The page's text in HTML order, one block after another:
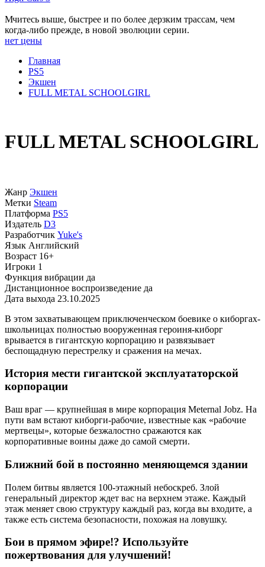
Мчитесь выше, быстрее и по более дерзким трассам, чем
когда-либо прежде, в новой эволюции серии.
нет цены
Главная
PS5
Экшен
FULL METAL SCHOOLGIRL
FULL METAL SCHOOLGIRL
Жанр Экшен
Метки Steam
Платформа PS5
Издатель D3
Разработчик Yuke's
Язык Английский
Возраст 16+
Игроки 1
Функция вибрации да
Дистанционное воспроизведение да
Дата выхода 23.10.2025
В этом захватывающем приключенческом боевике о киборгах-
школьницах полностью вооруженная героиня-киборг
врывается в гигантскую корпорацию и развязывает
беспощадную перестрелку и сражения на мечах.
История мести гигантской эксплуататорской
корпорации
Ваш враг — крупнейшая в мире корпорация Meternal Jobz. На
пути вам встают киборги-рабочие, известные как «рабочие
мертвецы», которые безжалостно сражаются как
корпоративные воины даже до самой смерти.
Ближний бой в постоянно меняющемся здании
Полем битвы является 100-этажный небоскреб. Злой
генеральный директор ждет вас на верхнем этаже. Каждый
этаж меняет свою структуру каждый раз, когда вы входите, а
также есть система безопасности, похожая на ловушку.
Бои в прямом эфире!? Используйте
пожертвования для улучшений!